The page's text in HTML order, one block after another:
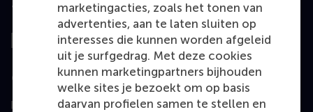
marketingacties, zoals het tonen van
advertenties, aan te laten sluiten op
interesses die kunnen worden afgeleid
uit je surfgedrag. Met deze cookies
kunnen marketingpartners bijhouden
welke sites je bezoekt om op basis
daarvan profielen samen te stellen en
Top gerangschikt
Geëvalueerd door